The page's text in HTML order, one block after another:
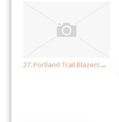
27. Portland Trail Blazers →